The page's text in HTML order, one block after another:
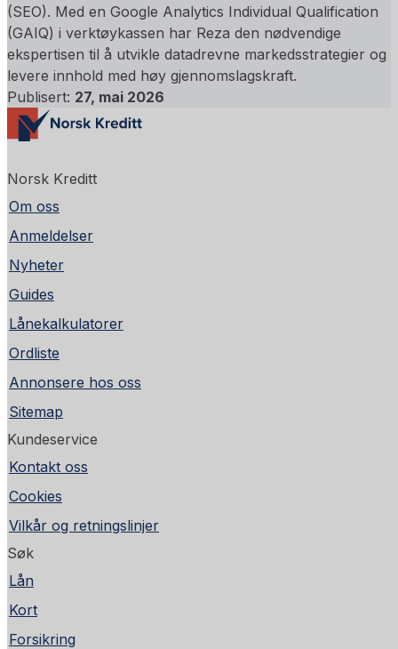
(SEO). Med en Google Analytics Individual Qualification
(GAIQ) i verktøykassen har Reza den nødvendige
ekspertisen til å utvikle datadrevne markedsstrategier og
levere innhold med høy gjennomslagskraft.
Publisert: 27, mai 2026
Norsk Kreditt
Om oss
Anmeldelser
Nyheter
Guides
Lånekalkulatorer
Ordliste
Annonsere hos oss
Sitemap
Kundeservice
Kontakt oss
Cookies
Vilkår og retningslinjer
Søk
Lån
Kort
Forsikring